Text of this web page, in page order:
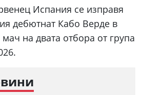
Испания се изправя
дебютнат Кабо Верде в
на двата отбора от група